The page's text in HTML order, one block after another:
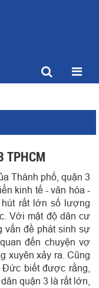
TPHCM
Thành phố, quận 3
kinh tế - văn hóa -
rất lớn số lượng
Với mật độ dân cư
vấn đề phát sinh sự
đến chuyện vợ
xuyên xảy ra. Cũng
biết được rằng,
quận 3 là rất lớn,